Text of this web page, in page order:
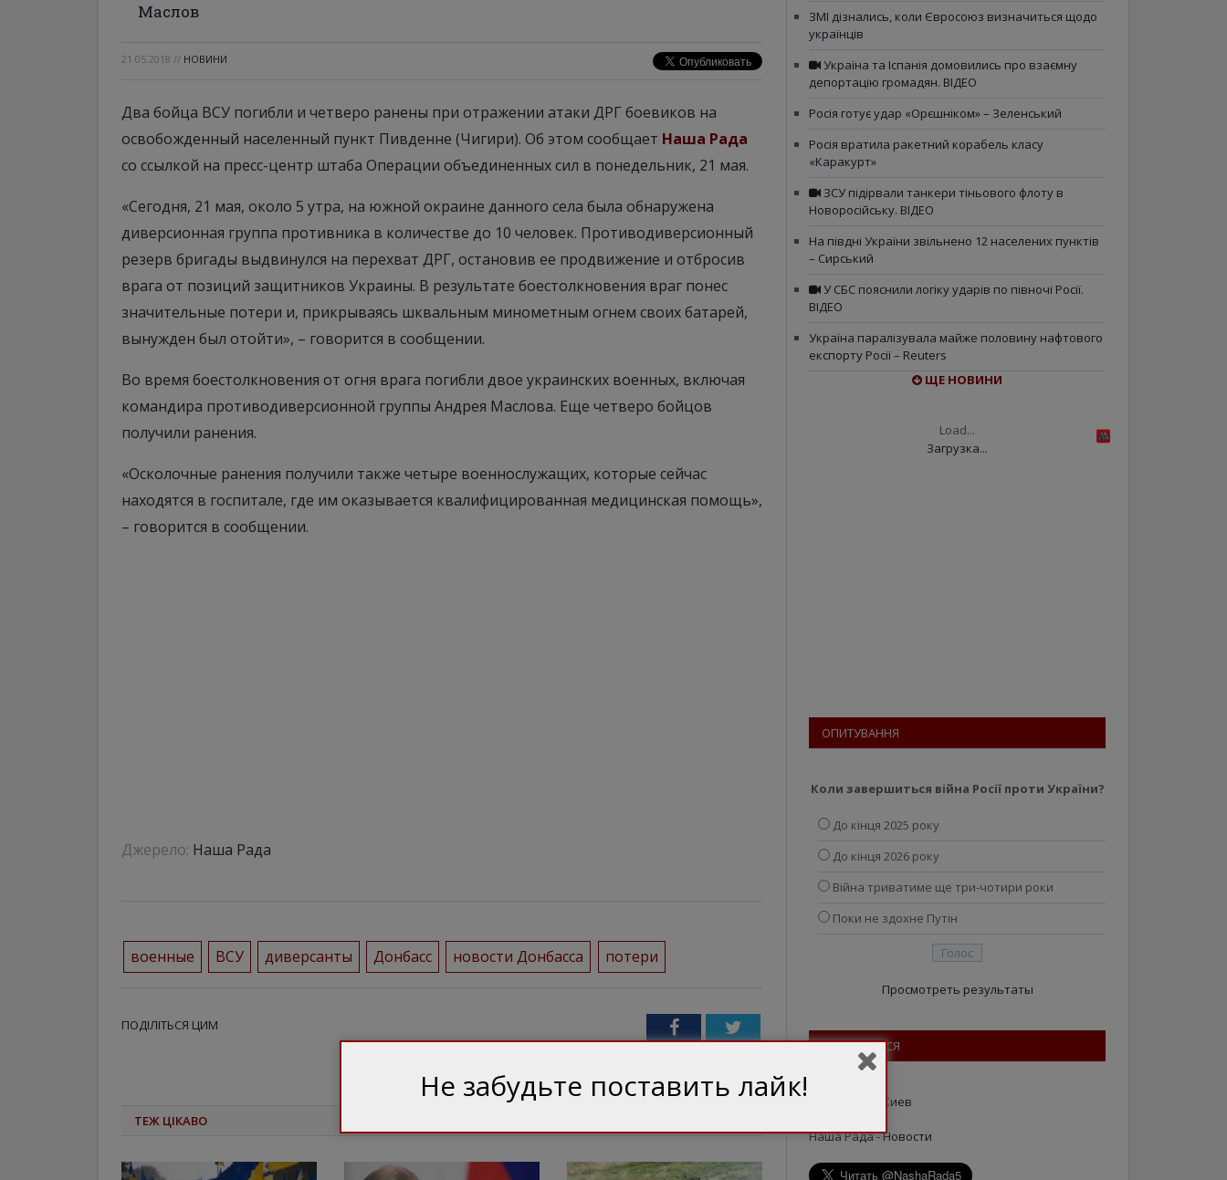
Маслов
21.05.2018 // НОВИНИ
Два бойца ВСУ погибли и четверо ранены при отражении атаки ДРГ боевиков на
освобожденный населенный пункт Пивденне (Чигири). Об этом сообщает Наша Рада
со ссылкой на пресс-центр штаба Операции объединенных сил в понедельник, 21 мая.
«Сегодня, 21 мая, около 5 утра, на южной окраине данного села была обнаружена
диверсионная группа противника в количестве до 10 человек. Противодиверсионный
резерв бригады выдвинулся на перехват ДРГ, остановив ее продвижение и отбросив
врага от позиций защитников Украины. В результате боестолкновения враг понес
значительные потери и, прикрываясь шквальным минометным огнем своих батарей,
вынужден был отойти», – говорится в сообщении.
Во время боестолкновения от огня врага погибли двое украинских военных, включая
командира противодиверсионной группы Андрея Маслова. Еще четверо бойцов
получили ранения.
«Осколочные ранения получили также четыре военнослужащих, которые сейчас
находятся в госпитале, где им оказывается квалифицированная медицинская помощь»,
– говорится в сообщении.
Джерело: Наша Рада
военные ВСУ диверсанты Донбасс новости Донбасса потери
ПОДІЛІТЬСЯ ЦИМ FacebookTwitter
ТЕЖ ЦІКАВО
ЗМІ дізнались, коли Євросоюз визначиться щодо
українців
Україна та Іспанія домовились про взаємну
депортацію громадян. ВІДЕО
Росія готує удар «Орєшніком» – Зеленський
Росія вратила ракетний корабель класу
«Каракурт»
ЗСУ підірвали танкери тіньового флоту в
Новоросійську. ВІДЕО
На півдні України звільнено 12 населених пунктів
– Сирський
У СБС пояснили логіку ударів по півночі Росії.
ВІДЕО
Україна паралізувала майже половину нафтового
експорту Росії – Reuters
ЩЕ НОВИНИ
Load...
Загрузка...
ОПИТУВАННЯ
Коли завершиться війна Росії проти України?
До кінця 2025 року
До кінця 2026 року
Війна триватиме ще три-чотири роки
Поки не здохне Путін
Просмотреть результаты
ПІДПИШІТЬСЯ
Наша Рада - Киев
Наша Рада - Новости
Не забудьте поставить лайк!